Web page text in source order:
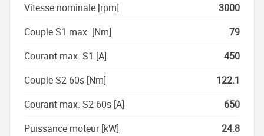
Vitesse nominale [rpm]
3000
Couple S1 max. [Nm]
79
Courant max. S1 [A]
450
Couple S2 60s [Nm]
122.1
Courant max. S2 60s [A]
650
Puissance moteur [kW]
24.8